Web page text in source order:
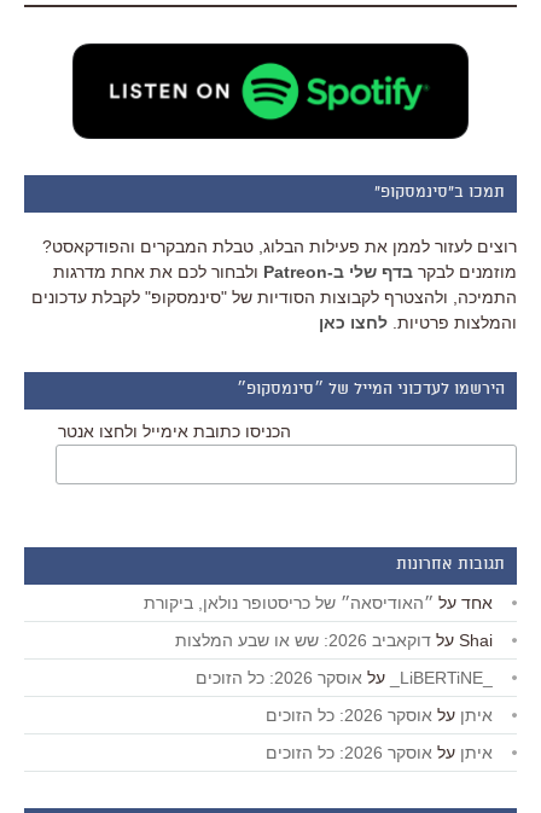
תמכו ב"סינמסקופ"
רוצים לעזור לממן את פעילות הבלוג, טבלת המבקרים והפודקאסט?
מוזמנים לבקר בדף שלי ב-Patreon
ולבחור לכם את אחת מדרגות
התמיכה, ולהצטרף לקבוצות הסודיות של "סינמסקופ" לקבלת עדכונים
והמלצות פרטיות. לחצו כאן
הירשמו לעדכוני המייל של ״סינמסקופ״
הכניסו כתובת אימייל ולחצו אנטר
תגובות אחרונות
אחד על ״האודיסאה״ של כריסטופר נולאן, ביקורת
Shai על דוקאביב 2026: שש או שבע המלצות
על אוסקר 2026: כל הזוכים
איתן על אוסקר 2026: כל הזוכים
איתן על אוסקר 2026: כל הזוכים